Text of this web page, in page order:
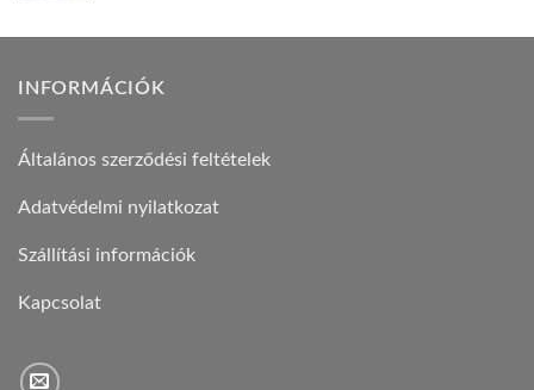
INFORMÁCIÓK
Általános szerződési feltételek
Adatvédelmi nyilatkozat
Szállítási információk
Kapcsolat